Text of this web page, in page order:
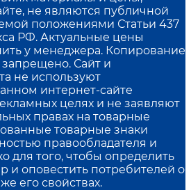
не являются публичной
положениями Статьи 437
РФ. Актуальные цены
у менеджера. Копирование
запрещено. Сайт и
не используют
интернет-сайте
целях и не заявляют
правах на товарные
товарные знаки
правообладателя и
для того, чтобы определить
и оповестить потребителей о
его свойствах.